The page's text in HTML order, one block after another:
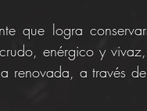
que logra conservar
enérgico y vivaz,
renovada, a través de